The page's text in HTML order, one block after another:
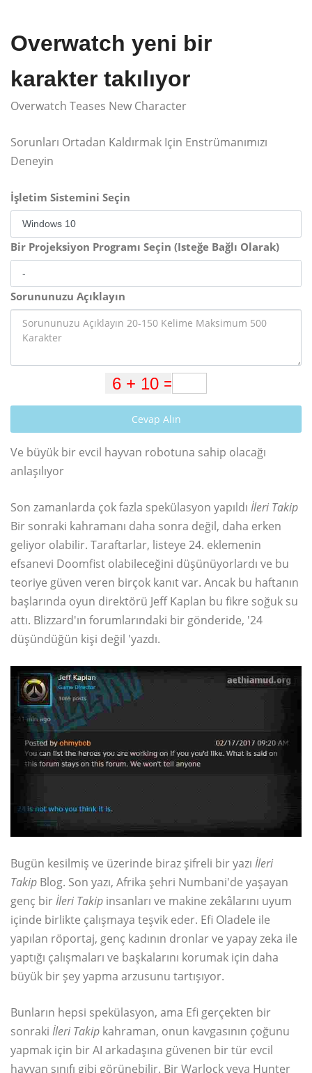
Overwatch yeni bir
karakter takılıyor
Overwatch Teases New Character
Sorunları Ortadan Kaldırmak Için Enstrümanımızı
Deneyin
İşletim Sistemini Seçin
Bir Projeksiyon Programı Seçin (Isteğe Bağlı Olarak)
Sorununuzu Açıklayın
Cevap Alın
Ve büyük bir evcil hayvan robotuna sahip olacağı
anlaşılıyor
Son zamanlarda çok fazla spekülasyon yapıldı İleri Takip
Bir sonraki kahramanı daha sonra değil, daha erken
geliyor olabilir. Taraftarlar, listeye 24. eklemenin
efsanevi Doomfist olabileceğini düşünüyorlardı ve bu
teoriye güven veren birçok kanıt var. Ancak bu haftanın
başlarında oyun direktörü Jeff Kaplan bu fikre soğuk su
attı. Blizzard'ın forumlarındaki bir gönderide, '24
düşündüğün kişi değil 'yazdı.
Bugün kesilmiş ve üzerinde biraz şifreli bir yazı İleri
Takip Blog. Son yazı, Afrika şehri Numbani'de yaşayan
genç birİleri Takip insanları ve makine zekâlarını uyum
içinde birlikte çalışmaya teşvik eder. Efi Oladele ile
yapılan röportaj, genç kadının dronlar ve yapay zeka ile
yaptığı çalışmaları ve başkalarını korumak için daha
büyük bir şey yapma arzusunu tartışıyor.
Bunların hepsi spekülasyon, ama Efi gerçekten bir
sonraki İleri Takip kahraman, onun kavgasının çoğunu
yapmak için bir AI arkadaşına güvenen bir tür evcil
hayvan sınıfı gibi görünebilir. Bir Warlock veya Hunter